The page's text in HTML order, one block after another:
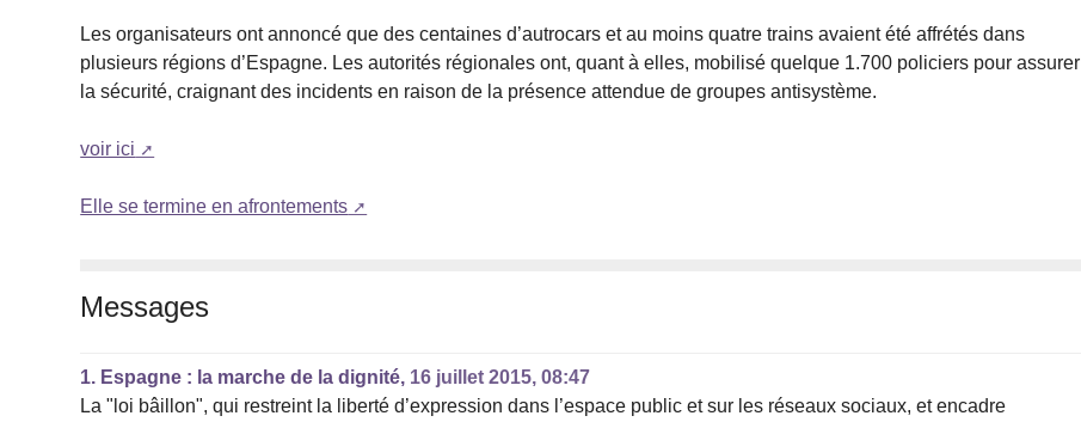
Les organisateurs ont annoncé que des centaines d’autrocars et au moins quatre trains avaient été affrétés dans
plusieurs régions d’Espagne. Les autorités régionales ont, quant à elles, mobilisé quelque 1.700 policiers pour assurer
la sécurité, craignant des incidents en raison de la présence attendue de groupes antisystème.
voir ici
Elle se termine en afrontements
Messages
1. Espagne : la marche de la dignité, 16 juillet 2015, 08:47
La "loi bâillon", qui restreint la liberté d’expression dans l’espace public et sur les réseaux sociaux, et encadre